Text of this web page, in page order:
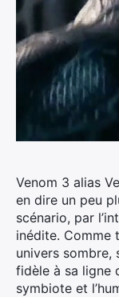
Venom 3 alias
en dire un peu
scénario, par
inédite. Comme
univers sombre,
fidèle à sa ligne
symbiote et